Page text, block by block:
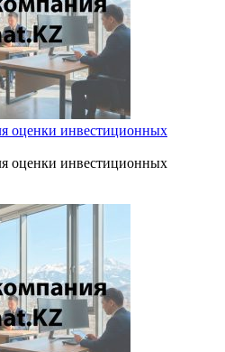
оценки инвестиционных
оценки инвестиционных